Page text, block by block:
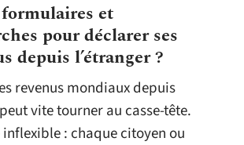
et
pour déclarer ses
depuis l’étranger ?
revenus mondiaux depuis
vite tourner au casse-tête.
inflexible : chaque citoyen ou